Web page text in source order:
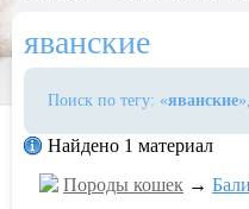
яванские
Поиск по тегу: «яванские
Найдено 1 материал
Породы кошек →